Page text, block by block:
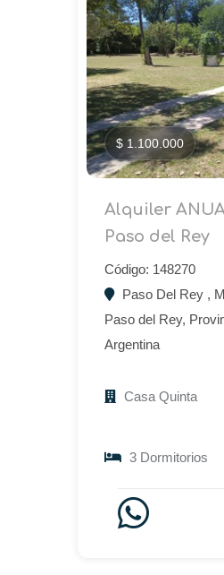
$ 1.100.000
Alquiler
Paso del Rey
Código: 148270
Paso Del Rey ,
Paso del Rey,
Argentina
Casa Quinta
3 Dormitorios